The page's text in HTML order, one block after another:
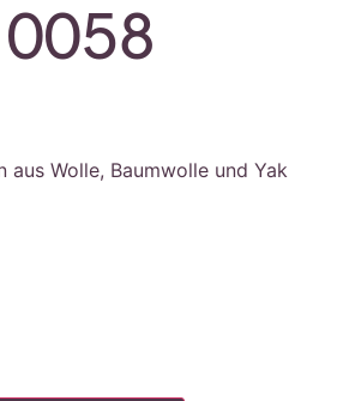
aus Wolle, Baumwolle und Yak